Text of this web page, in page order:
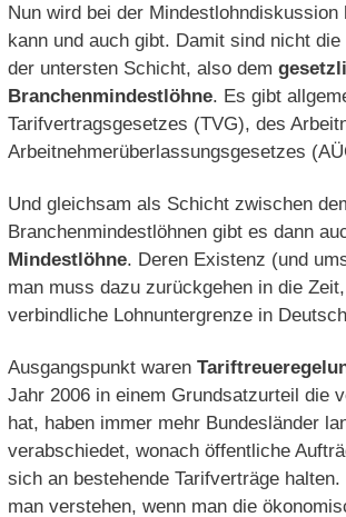
Nun wird bei der
kann und auch gibt. Damit sind nicht
der untersten Schicht, also dem
Branchenmindestlöhne. Es gibt
Tarifvertragsgesetzes (TVG), des
Arbeitnehmerüberlassungsgesetzes
Und gleichsam als Schicht zwischen
Branchenmindestlöhnen gibt es dann
Mindestlöhne. Deren Existenz (und
man muss dazu zurückgehen in die
verbindliche Lohnuntergrenze in
Ausgangspunkt waren
Jahr 2006 in einem Grundsatzurteil die
hat, haben immer mehr Bundesländer
verabschiedet, wonach öffentliche
sich an bestehende Tarifverträge
man verstehen, wenn man die